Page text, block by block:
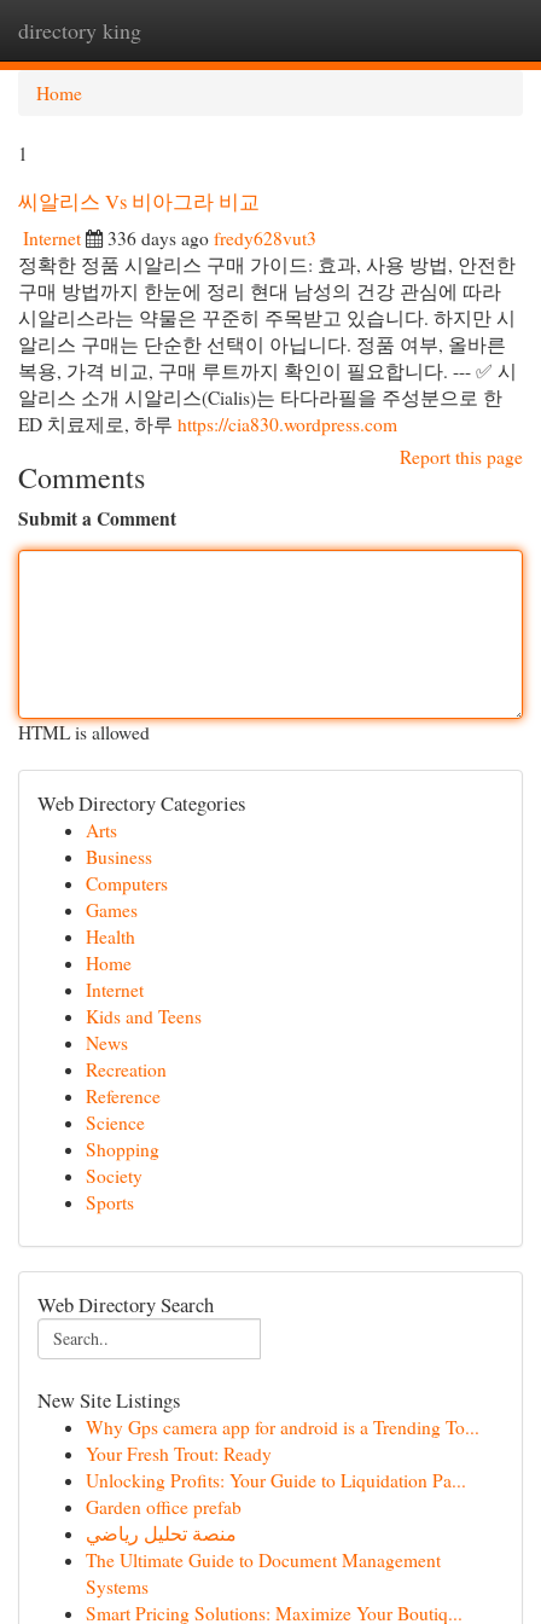
directory king
Home
1
씨알리스 Vs 비아그라 비교
Internet 336 days ago fredy628vut3
정확한 정품 시알리스 구매 가이드: 효과, 사용 방법, 안전한
구매 방법까지 한눈에 정리 현대 남성의 건강 관심에 따라
시알리스라는 약물은 꾸준히 주목받고 있습니다. 하지만 시
알리스 구매는 단순한 선택이 아닙니다. 정품 여부, 올바른
복용, 가격 비교, 구매 루트까지 확인이 필요합니다. --- ✅ 시
알리스 소개 시알리스(Cialis)는 타다라필을 주성분으로 한
ED 치료제로, 하루 https://cia830.wordpress.com
Report this page
Comments
Submit a Comment
HTML is allowed
Web Directory Categories
Arts
Business
Computers
Games
Health
Home
Internet
Kids and Teens
News
Recreation
Reference
Science
Shopping
Society
Sports
Web Directory Search
New Site Listings
Why Gps camera app for android is a Trending To...
Your Fresh Trout: Ready
Unlocking Profits: Your Guide to Liquidation Pa...
Garden office prefab
منصة تحليل رياضي
The Ultimate Guide to Document Management
Systems
Smart Pricing Solutions: Maximize Your Boutiq...